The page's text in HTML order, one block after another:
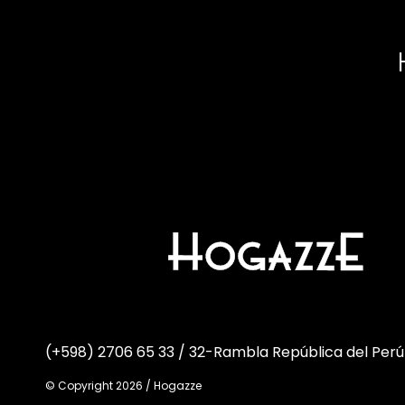
(+598) 2706 65 33 / 32-Rambla República del
© Copyright 2026 / Hogazze